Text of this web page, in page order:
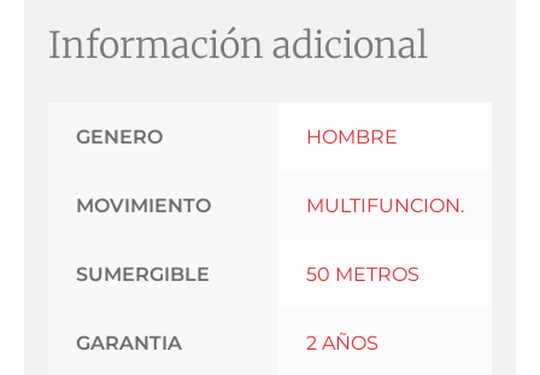
Información adicional
GENERO HOMBRE
MOVIMIENTO MULTIFUNCION.
SUMERGIBLE 50 METROS
GARANTIA 2 AÑOS